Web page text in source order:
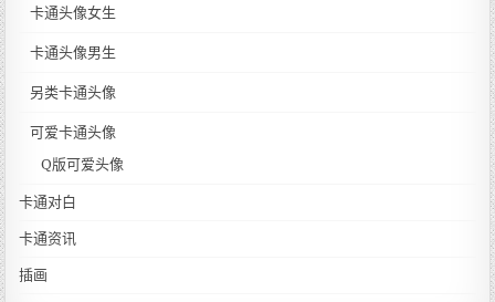
卡通头像女生
卡通头像男生
另类卡通头像
可爱卡通头像
Q版可爱头像
卡通对白
卡通资讯
插画